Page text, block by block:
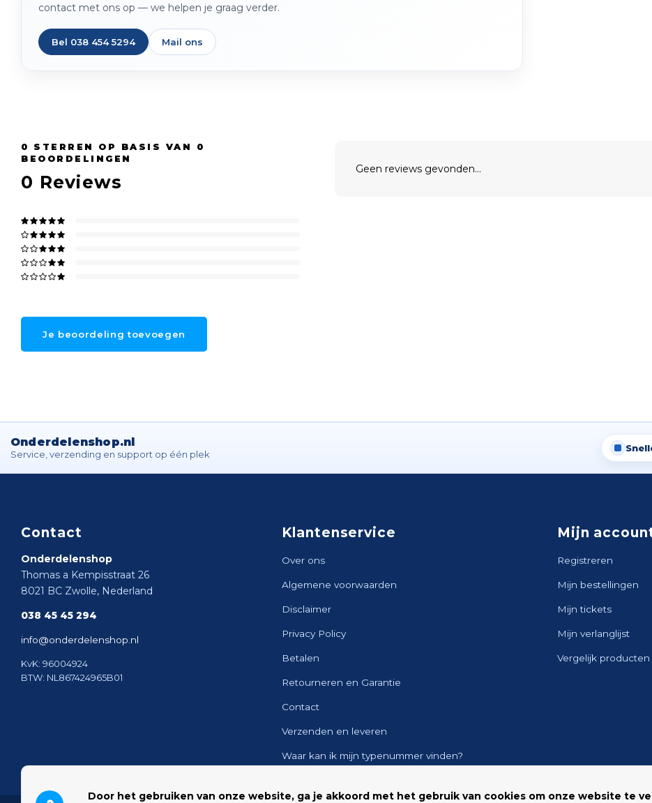
contact met ons op — we helpen je graag verder.
Bel 038 454 5294 Mail ons
0 STERREN OP BASIS VAN 0
BEOORDELINGEN
0 Reviews
Je beoordeling toevoegen
Geen reviews gevonden...
Onderdelenshop.nl
Service, verzending en support op één plek
Contact
Onderdelenshop
Thomas a Kempisstraat 26
8021 BC Zwolle, Nederland
038 45 45 294
info@onderdelenshop.nl
KvK: 96004924
BTW: NL867424965B01
Klantenservice
Over ons
Algemene voorwaarden
Disclaimer
Privacy Policy
Betalen
Retourneren en Garantie
Contact
Verzenden en leveren
Waar kan ik mijn typenummer vinden?
Mijn
Registreren
Mijn bestellingen
Mijn tickets
Mijn verlanglijst
Vergelijk producten
Door het gebruiken van onze website, ga je akkoord met het gebruik van cookies om onze website te